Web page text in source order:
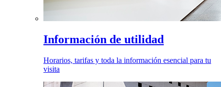
Información de utilidad
Horarios, tarifas y toda la información esencial para tu
visita